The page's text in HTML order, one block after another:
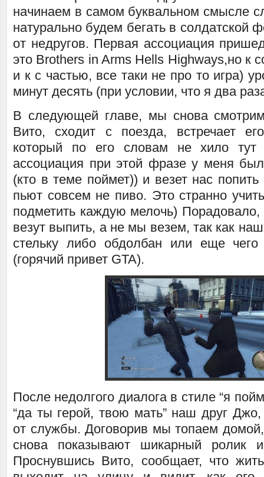
начинаем в самом буквальном смысле
натурально будем бегать в солдатской
от недругов. Первая ассоциация
это Brothers in Arms Hells Highways,но к
и к с частью, все таки не про то игра)
минут десять (при условии, что я два
В следующей главе, мы снова
Вито, сходит с поезда, встречает
который по его словам не хило тут
ассоциация при этой фразе у меня
(кто в теме поймет)) и везет нас
пьют совсем не пиво. Это странно
подметить каждую мелочь) Порадовало,
везут выпить, а не мы везем, так как
стельку либо обдолбан или еще
(горячий привет GTA).
После недолгого диалога в стиле “я
“да ты герой, твою мать” наш друг Джо,
от службы. Договорив мы топаем
снова показывают шикарный ролик
Проснувшись Вито, сообщает, что